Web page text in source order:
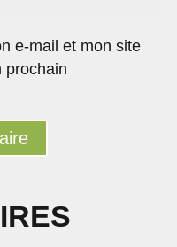
e-mail et mon site
prochain